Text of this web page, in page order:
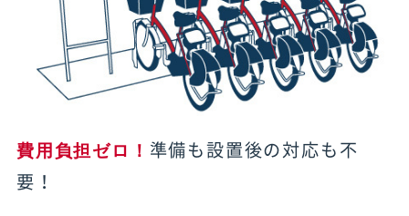
費用負担ゼロ！ 準備も設置後の対応も不
要！